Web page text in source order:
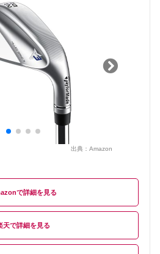
出典： Amazon
天